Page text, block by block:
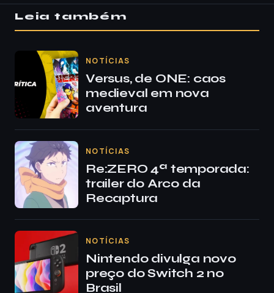
Leia também
NOTÍCIAS
Versus, de ONE: caos
medieval em nova
aventura
NOTÍCIAS
Re:ZERO 4ª temporada:
trailer do Arco da
Recaptura
NOTÍCIAS
Nintendo divulga novo
preço do Switch 2 no
Brasil